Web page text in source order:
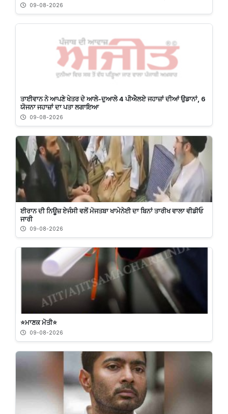
09-08-2026
ਤਾਈਵਾਨ ਨੇ ਆਪਣੇ ਖੇਤਰ ਦੇ ਆਲੇ-ਦੁਆਲੇ 4 ਪੀਐਲਏ ਜਹਾਜ਼ਾਂ ਦੀਆਂ ਉਡਾਨਾਂ, 6
ਯੋਜਨਾ ਜਹਾਜ਼ਾਂ ਦਾ ਪਤਾ ਲਗਾਇਆ
09-08-2026
ਈਰਾਨ ਦੀ ਨਿਊਜ਼ ਏਜੰਸੀ ਵਲੋਂ ਮੋਜਤਬਾ ਖਾਮੇਨੇਈ ਦਾ ਬਿਨਾਂ ਤਾਰੀਖ ਵਾਲਾ ਵੀਡੀਓ
ਜਾਰੀ
09-08-2026
⭐️ਮਾਣਕ ਮੋਤੀ⭐️
09-08-2026